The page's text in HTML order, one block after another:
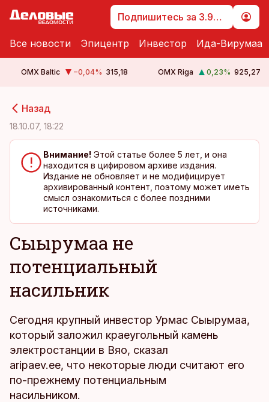
Подпишитесь за 3.99 €
Все новости Эпицентр Инвестор Ида-Вирумаа
OMX Baltic −0,04% 315,18 OMX Riga 0,23% 925,27
Назад
18.10.07, 18:22
Внимание! Этой статье более 5 лет, и она
находится в цифировом архиве издания.
Издание не обновляет и не модифицирует
архивированный контент, поэтому может иметь
смысл ознакомиться с более поздними
источниками.
Cыырумаа не
потенциальный
насильник
Сегодня крупный инвестор Урмас Сыырумаа,
который заложил краеугольный камень
электростанции в Вяо, сказал
aripaev.ee, что некоторые люди считают его
по-прежнему потенциальным
насильником.